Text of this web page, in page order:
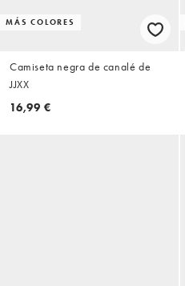
MÁS COLORES
Camiseta negra de canalé de
JJXX
16,99 €